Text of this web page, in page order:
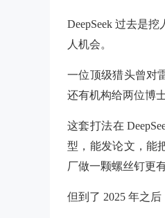
DeepSeek 过去是
人机会。
一位顶级猎头曾对
还有机构给两位博
这套打法在
型，能发论文，能
厂做一颗螺丝钉更
但到了 2025 年之后